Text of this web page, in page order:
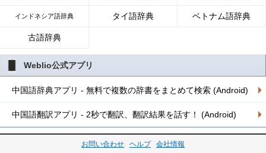
インドネシア語辞典 タイ語辞典 ベトナム語辞典
古語辞典
Weblio公式アプリ
中国語辞典アプリ - 無料で複数の辞書をまとめて検索 (Android)
中国語翻訳アプリ - 2秒で翻訳、翻訳結果を話す！ (Android)
お問い合わせ ヘルプ 会社情報